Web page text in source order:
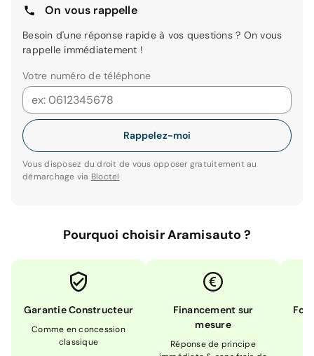
On vous rappelle
Besoin d'une réponse rapide à vos questions ? On vous
rappelle immédiatement !
Votre numéro de téléphone
Rappelez-moi
Vous disposez du droit de vous opposer gratuitement au
démarchage via Bloctel
Pourquoi choisir Aramisauto ?
Garantie Constructeur
Comme en concession
classique
Financement sur
mesure
Réponse de principe